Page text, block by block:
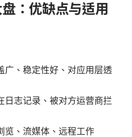
：优缺点与适用
广、稳定性好、对应用层透
日志记录、被对方运营商拦
览、流媒体、远程工作